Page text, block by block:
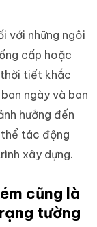
với những ngôi
cấp hoặc
tiết khắc
ngày và ban
hưởng đến
tác động
xây dựng.
cũng là
tường